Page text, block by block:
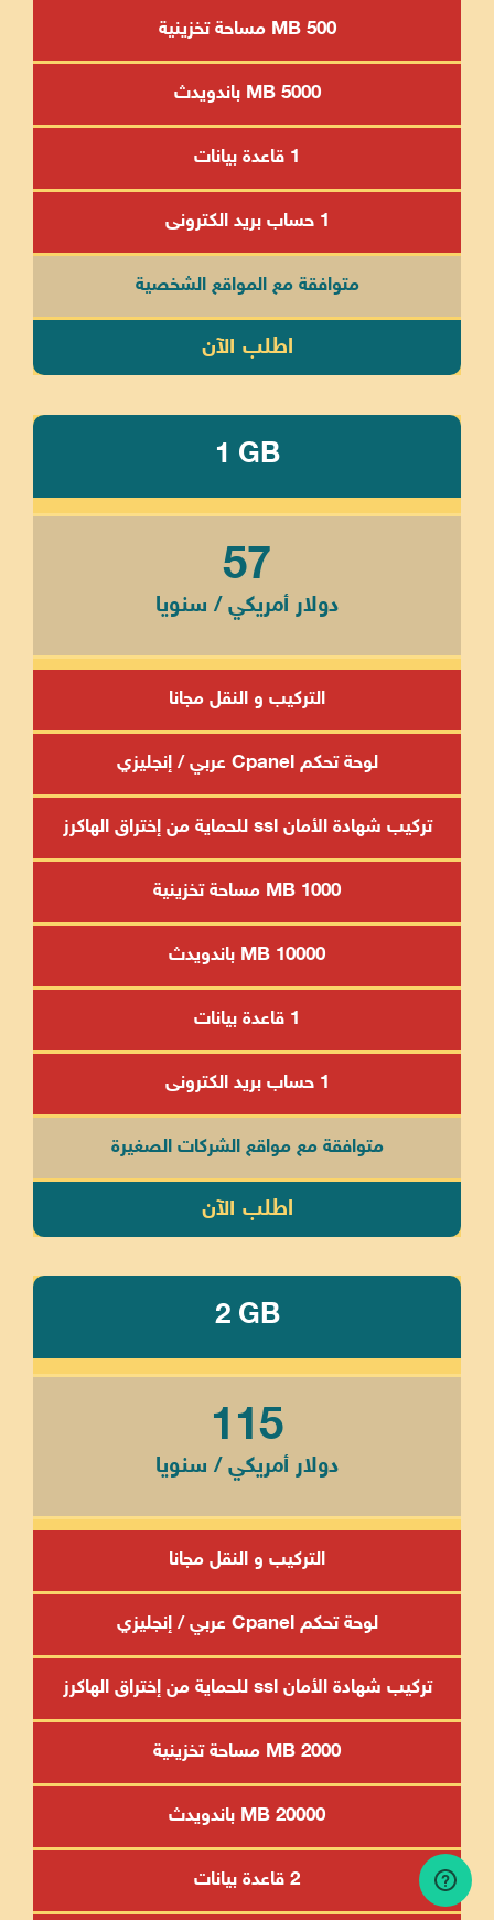
500 MB مساحة تخزينية
5000 MB باندويدث
1 قاعدة بيانات
1 حساب بريد الكترونى
متوافقة مع المواقع الشخصية
اطلب الآن
1 GB
57
دولار أمريكي / سنويا
التركيب و النقل مجانا
لوحة تحكم Cpanel عربي / إنجليزي
تركيب شهادة الأمان ssl للحماية من إختراق الهاكرز
1000 MB مساحة تخزينية
10000 MB باندويدث
1 قاعدة بيانات
1 حساب بريد الكترونى
متوافقة مع مواقع الشركات الصغيرة
اطلب الآن
2 GB
115
دولار أمريكي / سنويا
التركيب و النقل مجانا
لوحة تحكم Cpanel عربي / إنجليزي
تركيب شهادة الأمان ssl للحماية من إختراق الهاكرز
2000 MB مساحة تخزينية
20000 MB باندويدث
2 قاعدة بيانات